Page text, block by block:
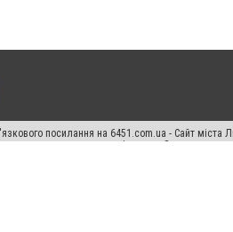
посилання на 6451.com.ua - Сайт
виняткових прав переслідується Законом.